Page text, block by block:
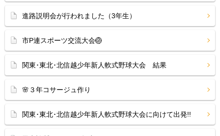
進路説明会が行われました（3年生）
市P連スポーツ交流大会🏐
関東･東北･北信越少年新人軟式野球大会 結果
🌸３年コサージュ作り
関東･東北･北信越少年新人軟式野球大会に向けて出発!!